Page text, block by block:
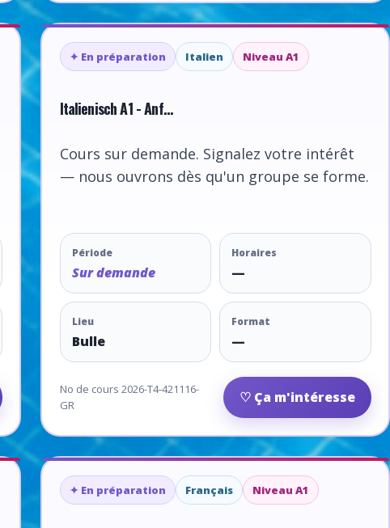
✦ En préparation Italien Niveau A1
Italienisch A1 - Anf...
Cours sur demande. Signalez votre intérêt
— nous ouvrons dès qu'un groupe se forme.
Période
Sur demande
Horaires
—
Lieu
Bulle
Format
—
No de cours 2026-T4-421116-
GR
♡ Ça m'intéresse
✦ En préparation Français Niveau A1